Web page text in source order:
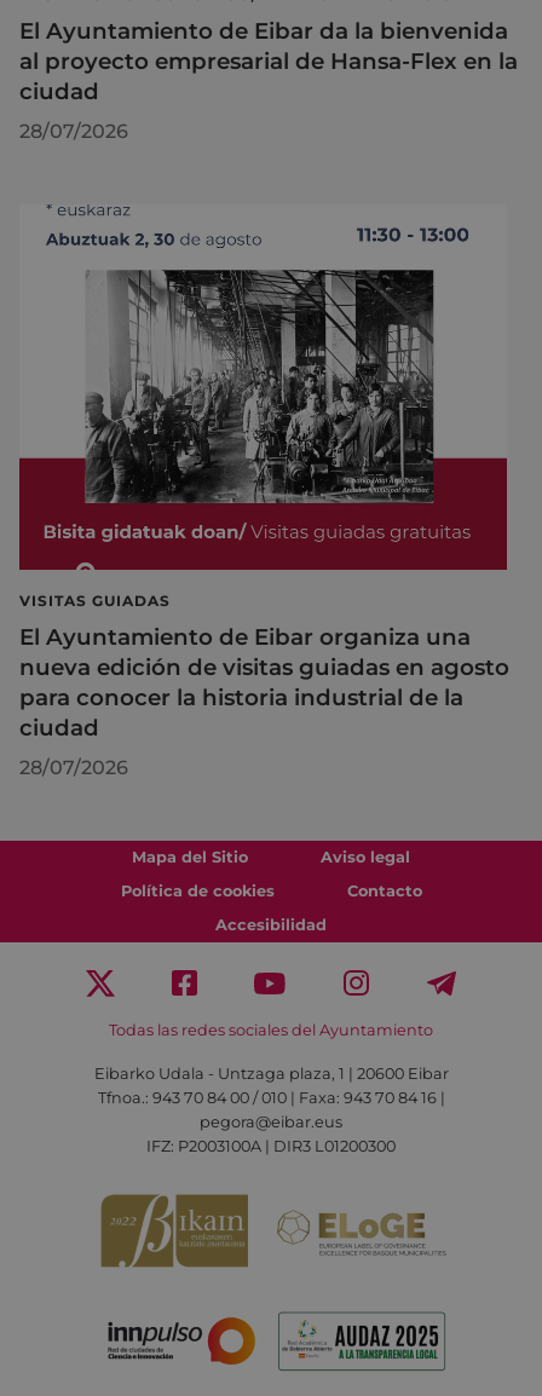
El Ayuntamiento de Eibar da la bienvenida
al proyecto empresarial de Hansa-Flex en la
ciudad
28/07/2026
VISITAS GUIADAS
El Ayuntamiento de Eibar organiza una
nueva edición de visitas guiadas en agosto
para conocer la historia industrial de la
ciudad
28/07/2026
Mapa del Sitio
Aviso legal
Política de cookies
Contacto
Accesibilidad
Todas las redes sociales del Ayuntamiento
Eibarko Udala - Untzaga plaza, 1 | 20600 Eibar
Tfnoa.: 943 70 84 00 / 010 | Faxa: 943 70 84 16 |
pegora@eibar.eus
IFZ: P2003100A | DIR3 L01200300